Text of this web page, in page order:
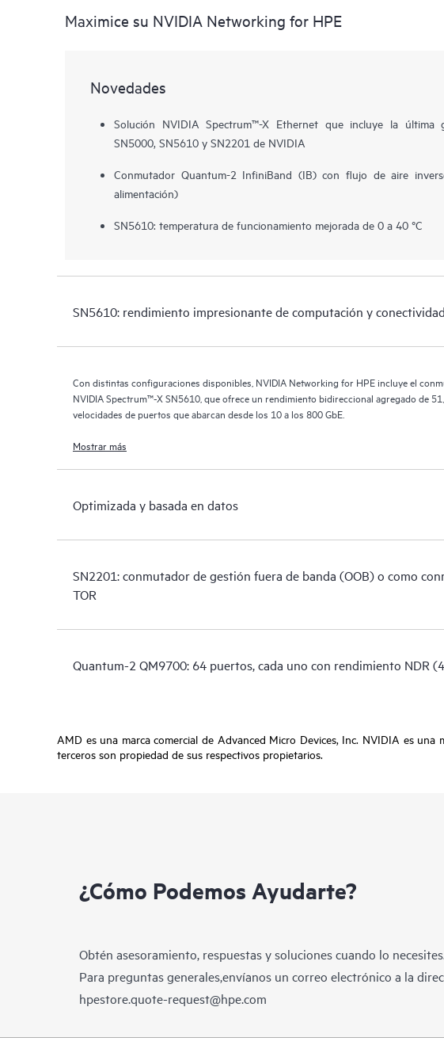
Maximice su NVIDIA Networking for HPE
Novedades
Solución NVIDIA Spectrum™-X Ethernet que incluye la última
SN5000, SN5610 y SN2201 de NVIDIA
Conmutador Quantum-2 InfiniBand (IB) con flujo de aire
alimentación)
SN5610: temperatura de funcionamiento mejorada de 0 a 40 °C
SN5610: rendimiento impresionante de computación y
Con distintas configuraciones disponibles, NVIDIA Networking for HPE incluye el
NVIDIA Spectrum™-X SN5610, que ofrece un rendimiento bidireccional agregado de
velocidades de puertos que abarcan desde los 10 a los 800 GbE.
Mostrar más
Optimizada y basada en datos
SN2201: conmutador de gestión fuera de banda (OOB) o como
TOR
Quantum-2 QM9700: 64 puertos, cada uno con rendimiento NDR
AMD es una marca comercial de Advanced Micro Devices, Inc. NVIDIA es
terceros son propiedad de sus respectivos propietarios.
¿Cómo Podemos Ayudarte?
Obtén asesoramiento, respuestas y soluciones cuando lo
Para preguntas generales,envíanos un correo electrónico a la
hpestore.quote-request@hpe.com